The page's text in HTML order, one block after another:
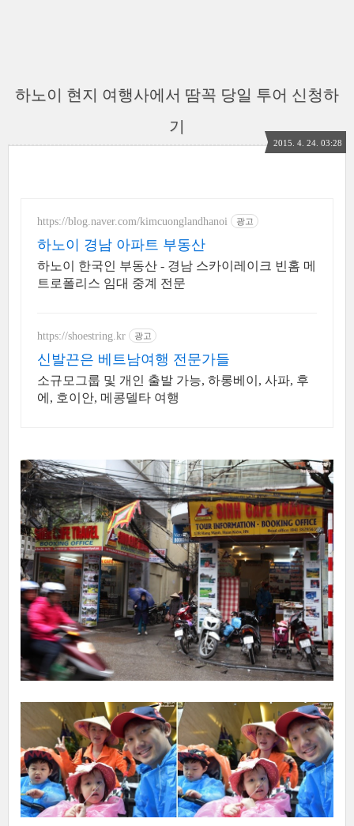
하노이 현지 여행사에서 땀꼭 당일 투어 신청하
기
2015. 4. 24. 03:28
https://blog.naver.com/kimcuonglandhanoi 광고
하노이 경남 아파트 부동산
하노이 한국인 부동산 - 경남 스카이레이크 빈홈 메
트로폴리스 임대 중계 전문
https://shoestring.kr 광고
신발끈은 베트남여행 전문가들
소규모그룹 및 개인 출발 가능, 하롱베이, 사파, 후
에, 호이안, 메콩델타 여행